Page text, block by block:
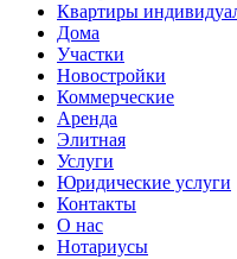
Квартиры
Дома
Участки
Новостройки
Коммерческие
Аренда
Элитная
Услуги
Юридические услуги
Контакты
О нас
Нотариусы